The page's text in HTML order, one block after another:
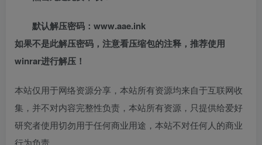
默认解压密码：www.aae.ink
如果不是此解压密码，注意看压缩包的注释，推荐使用
winrar进行解压！
本站仅用于网络资源分享，本站所有资源均来自于互联网收
集，并不对内容完整性负责，本站所有资源，只提供给爱好
研究者使用切勿用于任何商业用途，本站不对任何人的商业